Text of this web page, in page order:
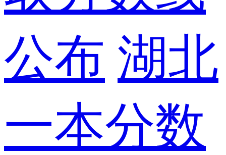
公布 湖北
一本分数